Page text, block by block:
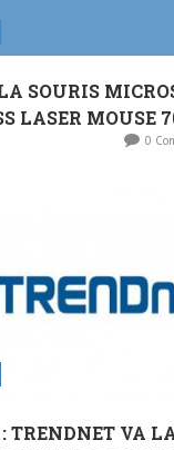
SOURIS
LASER MOUSE
0
: TRENDNET VA